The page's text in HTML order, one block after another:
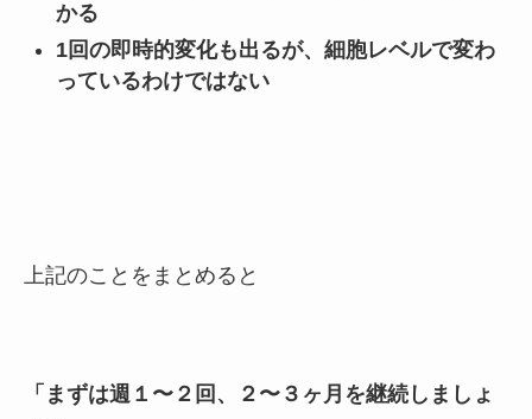
かる
1回の即時的変化も出るが、細胞レベルで変わ
っているわけではない
上記のことをまとめると
「まずは週１〜２回、２〜３ヶ月を継続しましょ